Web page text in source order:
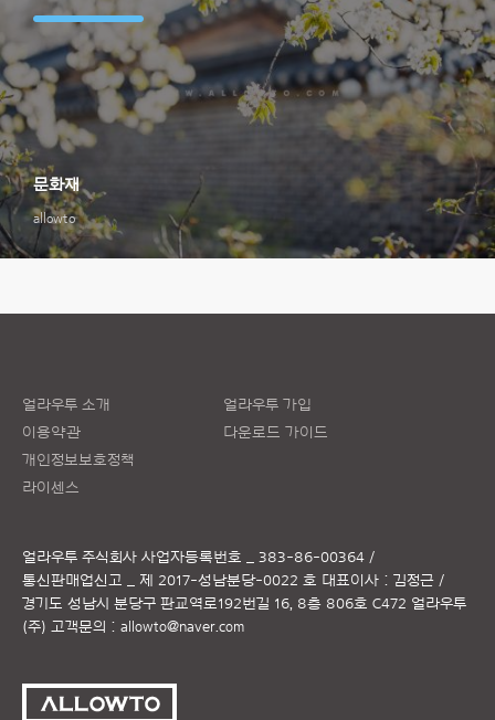
allowto
문화재
얼라우투 소개
이용약관
개인정보보호정책
라이센스
얼라우투 가입
다운로드 가이드
얼라우투 주식회사 사업자등록번호 _ 383-86-00364 /
통신판매업신고 _ 제 2017-성남분당-0022 호 대표이사 : 김정근 /
경기도 성남시 분당구 판교역로192번길 16, 8층 806호 C472 얼라우투
(주) 고객문의 : allowto@naver.com